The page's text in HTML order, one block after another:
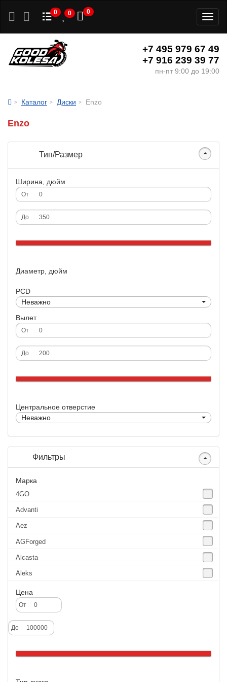
0 0 0
+7 495 979 67 49
+7 916 239 39 77
пн-пт 9:00 до 19:00
Каталог Диски Enzo
Enzo
Тип/Размер
Ширина, дюйм
От
До
Диаметр, дюйм
PCD
Неважно
Вылет
От
До
Центральное отверстие
Неважно
Фильтры
Марка
4GO
Advanti
Aez
AGForged
Alcasta
Aleks
Aluchrome
Alutec
Borbet
Catwild
CMS
Цена
От
До